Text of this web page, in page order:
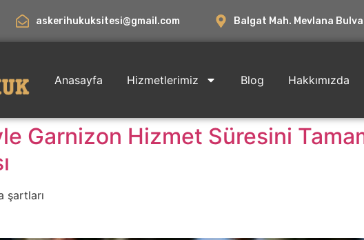
askerihukuksitesi@gmail.com Balgat Mah. Mevlana
Anasayfa Hizmetlerimiz Blog Hakkımızda
Garnizon Hizmet Süresini
şartları